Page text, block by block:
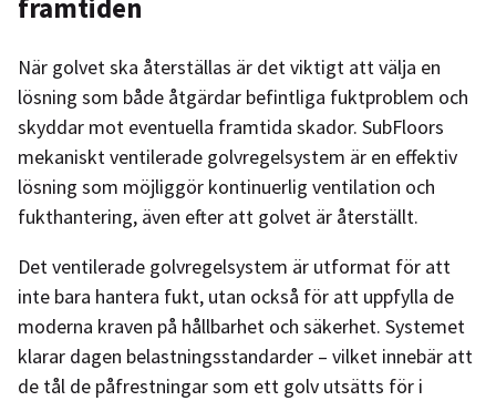
framtiden
När golvet ska återställas är det viktigt att välja en
lösning som både åtgärdar befintliga fuktproblem och
skyddar mot eventuella framtida skador. SubFloors
mekaniskt ventilerade golvregelsystem är en effektiv
lösning som möjliggör kontinuerlig ventilation och
fukthantering, även efter att golvet är återställt.
Det ventilerade golvregelsystem är utformat för att
inte bara hantera fukt, utan också för att uppfylla de
moderna kraven på hållbarhet och säkerhet. Systemet
klarar dagen belastningsstandarder – vilket innebär att
de tål de påfrestningar som ett golv utsätts för i